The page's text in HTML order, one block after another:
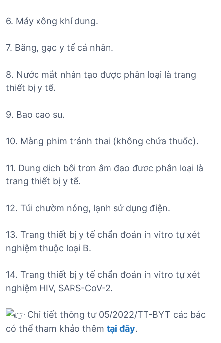
6. Máy xông khí dung.
7. Băng, gạc y tế cá nhân.
8. Nước mắt nhân tạo được phân loại là trang
thiết bị y tế.
9. Bao cao su.
10. Màng phim tránh thai (không chứa thuốc).
11. Dung dịch bôi trơn âm đạo được phân loại là
trang thiết bị y tế.
12. Túi chườm nóng, lạnh sử dụng điện.
13. Trang thiết bị y tế chẩn đoán in vitro tự xét
nghiệm thuộc loại B.
14. Trang thiết bị y tế chẩn đoán in vitro tự xét
nghiệm HIV, SARS-CoV-2.
Chi tiết thông tư 05/2022/TT-BYT các bác
có thể tham khảo thêm tại đây.